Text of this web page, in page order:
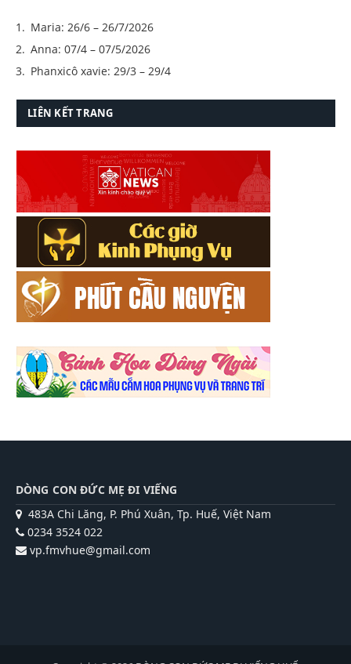
Maria: 26/6 – 26/7/2026
Anna: 07/4 – 07/5/2026
Phanxicô xavie: 29/3 – 29/4
LIÊN KẾT TRANG
DÒNG CON ĐỨC MẸ ĐI VIẾNG
483A Chi Lăng, P. Phú Xuân, Tp. Huế, Việt Nam
0234 3524 022
vp.fmvhue@gmail.com